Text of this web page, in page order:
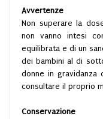
Avvertenze
Non superare la
non vanno intesi
equilibrata e di un
dei bambini al di
donne in gravidanza
consultare il proprio
Conservazione